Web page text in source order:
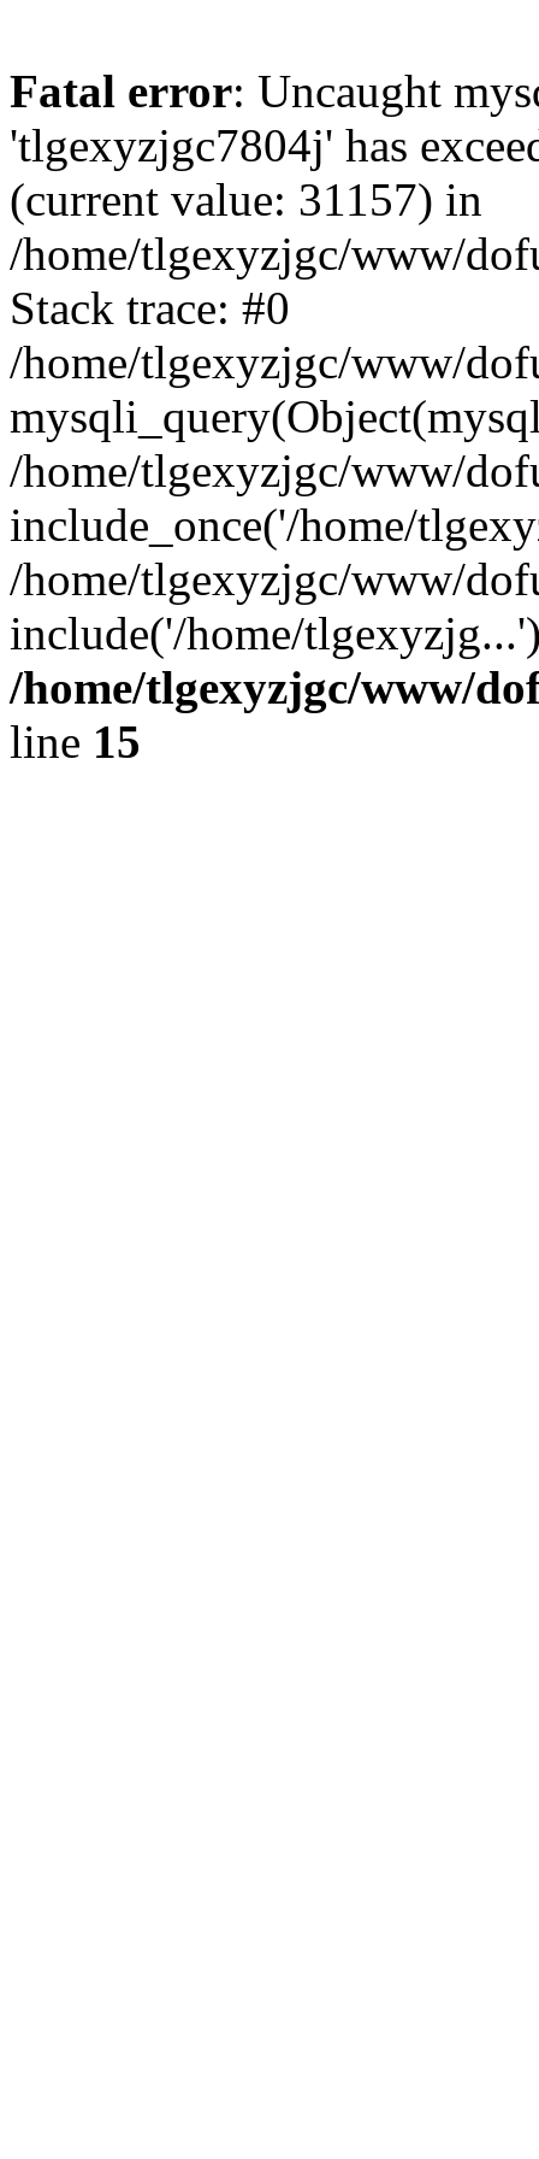
Fatal error: Uncaught
'tlgexyzjgc7804j' has
(current value: 31157) in
/home/tlgexyzjgc/www/
Stack trace: #0
/home/tlgexyzjgc/www/
/home/tlgexyzjgc/www/
include_once('/home/
/home/tlgexyzjgc/www/
include('/home/
/home/tlgexyzjgc/www/
line 15